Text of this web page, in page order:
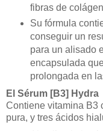
fibras de
Su fórmula
conseguir un
para un alisado
encapsulada
prolongada en
El Sérum [B3] Hydra
Contiene vitamina B3
pura, y tres ácidos